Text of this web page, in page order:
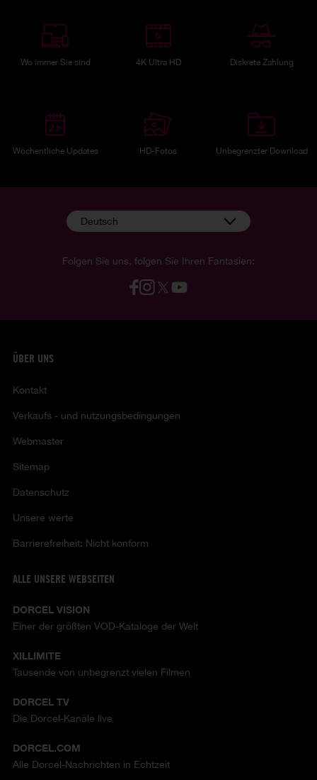
Wo immer Sie sind 4K Ultra HD Diskrete Zahlung
Wöchentliche Updates HD-Fotos Unbegrenzter Download
Folgen Sie uns, folgen Sie Ihren Fantasien:
Deutsch
ÜBER UNS
Kontakt
Verkaufs - und nutzungsbedingungen
Webmaster
Sitemap
Datenschutz
Unsere werte
Barrierefreiheit: Nicht konform
ALLE UNSERE WEBSEITEN
DORCEL VISION
Einer der größten VOD-Kataloge der Welt
XILLIMITE
Tausende von unbegrenzt vielen Filmen
DORCEL TV
Die Dorcel-Kanäle live
DORCEL.COM
Alle Dorcel-Nachrichten in Echtzeit